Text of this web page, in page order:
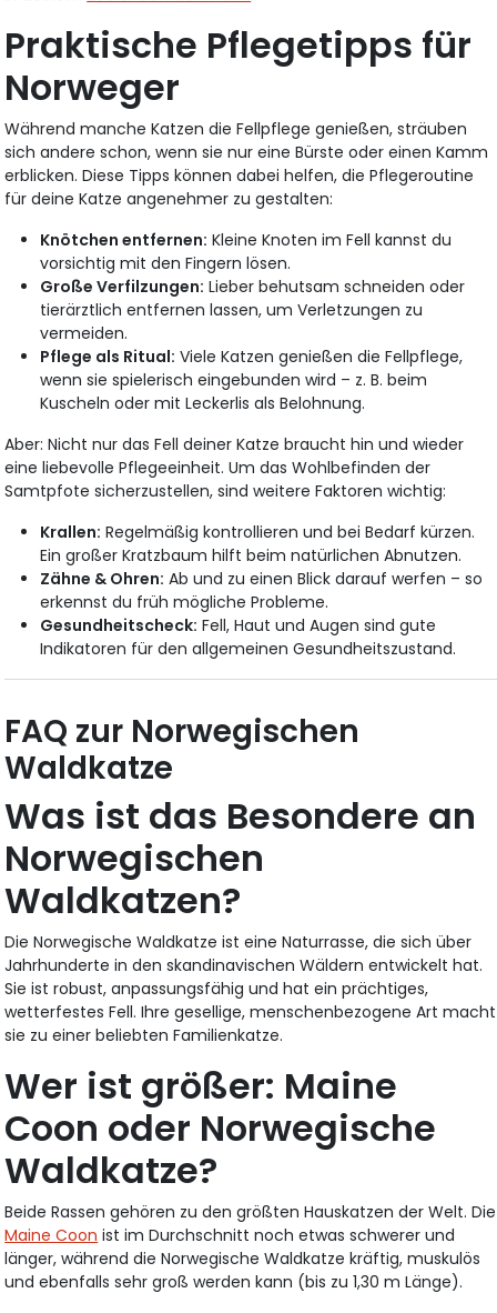
Praktische Pflegetipps für
Norweger
Während manche Katzen die Fellpflege genießen, sträuben
sich andere schon, wenn sie nur eine Bürste oder einen Kamm
erblicken. Diese Tipps können dabei helfen, die Pflegeroutine
für deine Katze angenehmer zu gestalten:
Knötchen entfernen: Kleine Knoten im Fell kannst du
vorsichtig mit den Fingern lösen.
Große Verfilzungen: Lieber behutsam schneiden oder
tierärztlich entfernen lassen, um Verletzungen zu
vermeiden.
Pflege als Ritual: Viele Katzen genießen die Fellpflege,
wenn sie spielerisch eingebunden wird – z. B. beim
Kuscheln oder mit Leckerlis als Belohnung.
Aber: Nicht nur das Fell deiner Katze braucht hin und wieder
eine liebevolle Pflegeeinheit. Um das Wohlbefinden der
Samtpfote sicherzustellen, sind weitere Faktoren wichtig:
Krallen: Regelmäßig kontrollieren und bei Bedarf kürzen.
Ein großer Kratzbaum hilft beim natürlichen Abnutzen.
Zähne & Ohren: Ab und zu einen Blick darauf werfen – so
erkennst du früh mögliche Probleme.
Gesundheitscheck: Fell, Haut und Augen sind gute
Indikatoren für den allgemeinen Gesundheitszustand.
FAQ zur Norwegischen
Waldkatze
Was ist das Besondere an
Norwegischen
Waldkatzen?
Die Norwegische Waldkatze ist eine Naturrasse, die sich über
Jahrhunderte in den skandinavischen Wäldern entwickelt hat.
Sie ist robust, anpassungsfähig und hat ein prächtiges,
wetterfestes Fell. Ihre gesellige, menschenbezogene Art macht
sie zu einer beliebten Familienkatze.
Wer ist größer: Maine
Coon oder Norwegische
Waldkatze?
Beide Rassen gehören zu den größten Hauskatzen der Welt. Die
Maine Coon ist im Durchschnitt noch etwas schwerer und
länger, während die Norwegische Waldkatze kräftig, muskulös
und ebenfalls sehr groß werden kann (bis zu 1,30 m Länge).